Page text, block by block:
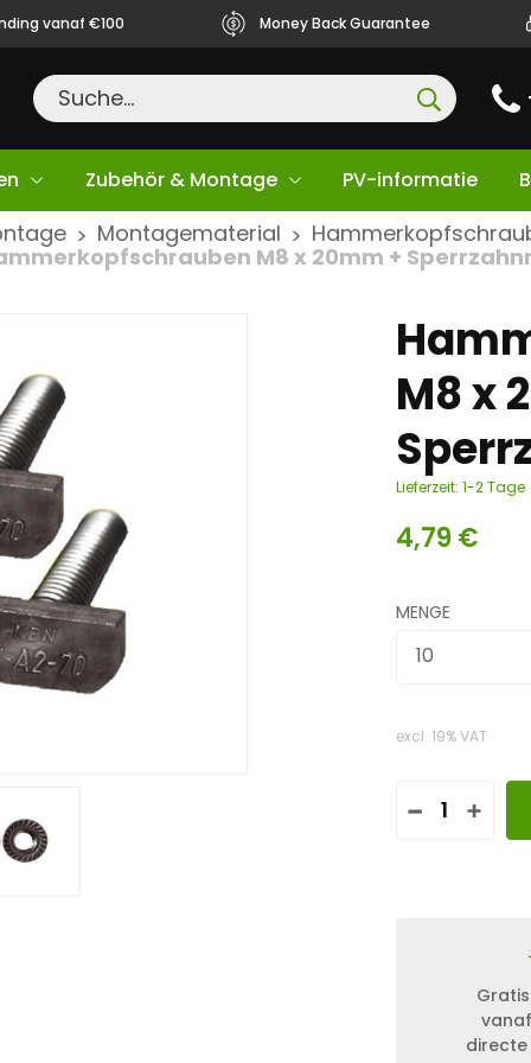
vanaf €100 Money Back Guarantee
Zubehör & Montage PV-informatie
> Montagematerial >
M8 x 20mm +
M8 x
Lieferzeit: 1-2 Tage
4,79€
MENGE
10
excl. 19% VAT
H